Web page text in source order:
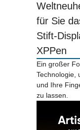
für Sie
Stift-
XPPen
Ein großer
Technologie,
und Ihre
zu lassen.